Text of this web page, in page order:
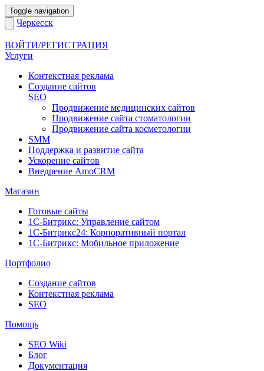
Toggle navigation
Черкесск
ВОЙТИ/РЕГИСТРАЦИЯ
Услуги
Контекстная реклама
Создание сайтов
SEO
Продвижение медицинских сайтов
Продвижение сайта стоматологии
Продвижение сайта косметологии
SMM
Поддержка и развитие сайта
Ускорение сайтов
Внедрение AmoCRM
Магазин
Готовые сайты
1С-Битрикс: Управление сайтом
1С-Битрикс24: Корпоративный портал
1С-Битрикс: Мобильное приложение
Портфолио
Создание сайтов
Контекстная реклама
SEO
Помощь
SEO Wiki
Блог
Документация